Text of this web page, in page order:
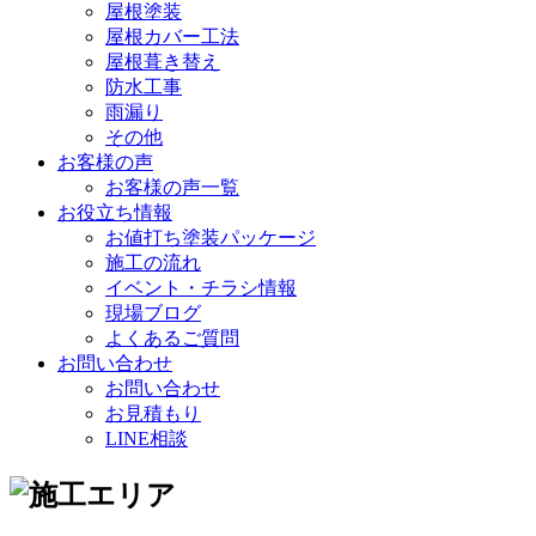
屋根塗装
屋根カバー工法
屋根葺き替え
防水工事
雨漏り
その他
お客様の声
お客様の声一覧
お役立ち情報
お値打ち塗装パッケージ
施工の流れ
イベント・チラシ情報
現場ブログ
よくあるご質問
お問い合わせ
お問い合わせ
お見積もり
LINE相談